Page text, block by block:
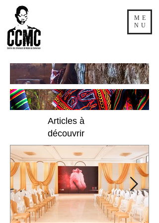
ME
NU
Articles à
découvrir